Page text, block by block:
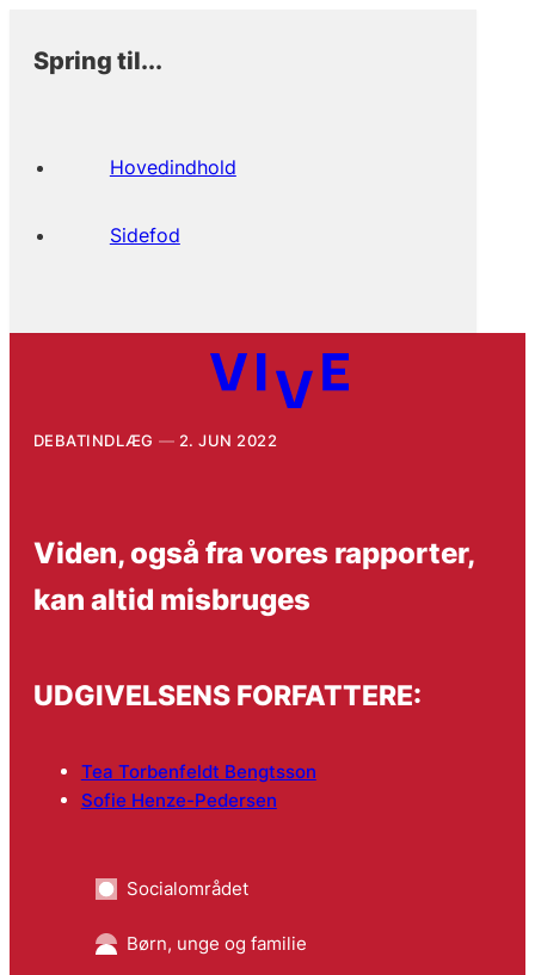
Spring til...
Hovedindhold
Sidefod
DEBATINDLÆG 2. JUN 2022
Viden, også fra vores rapporter,
kan altid misbruges
UDGIVELSENS FORFATTERE:
Tea Torbenfeldt Bengtsson
Sofie Henze-Pedersen
Socialområdet
Børn, unge og familie